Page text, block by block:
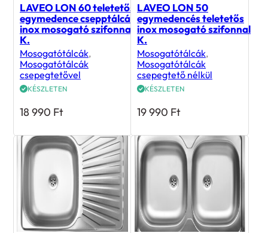
LAVEO LON 60 teletetős
egymedence csepptálcás
inox mosogató szifonnal
K.
Mosogatótálcák,
Mosogatótálcák
csepegtetővel
KÉSZLETEN
18 990 Ft
LAVEO LON 50
egymedencés teletetős
inox mosogató szifonnal
K.
Mosogatótálcák,
Mosogatótálcák
csepegtető nélkül
KÉSZLETEN
19 990 Ft